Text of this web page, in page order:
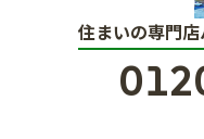
住まいの専門